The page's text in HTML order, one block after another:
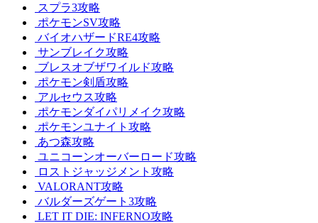
スプラ3攻略
ポケモンSV攻略
バイオハザードRE4攻略
サンブレイク攻略
ブレスオブザワイルド攻略
ポケモン剣盾攻略
アルセウス攻略
ポケモンダイパリメイク攻略
ポケモンユナイト攻略
あつ森攻略
ユニコーンオーバーロード攻略
ロストジャッジメント攻略
VALORANT攻略
バルダーズゲート3攻略
LET IT DIE: INFERNO攻略